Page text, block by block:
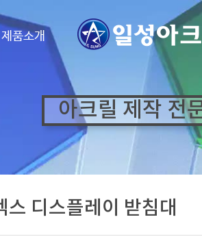
제품소개
아크릴 제작 전
스 디스플레이 받침대